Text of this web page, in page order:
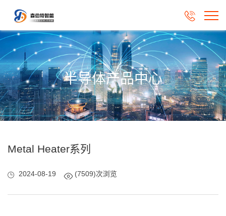

半导体产品中心
Metal Heater系列
2024-08-19 (7509)次浏览